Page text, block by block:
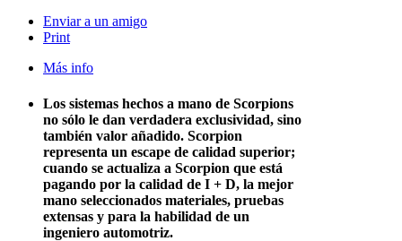
Enviar a un amigo
Print
Más info
Los sistemas hechos a mano de Scorpions
no sólo le dan verdadera exclusividad, sino
también valor añadido. Scorpion
representa un escape de calidad superior;
cuando se actualiza a Scorpion que está
pagando por la calidad de I + D, la mejor
mano seleccionados materiales, pruebas
extensas y para la habilidad de un
ingeniero automotriz.